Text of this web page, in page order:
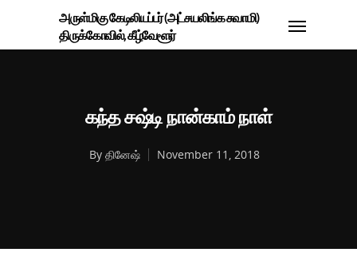
அருள்மிகு கேடிலியப்பர் (அட்சயலிங்க சுவாமி)
திருக்கோவில், கீழ்வேளூர்
கந்த சஷ்டி நான்காம் நாள்
By தினேஷ் November 11, 2018